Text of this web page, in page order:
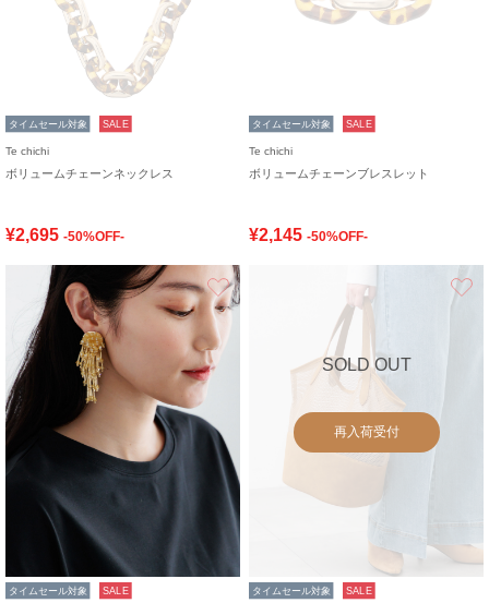
タイムセール対象 SALE
Te chichi
ボリュームチェーンネックレス
¥2,695 -50%OFF-
タイムセール対象 SALE
Te chichi
ボリュームチェーンブレスレット
¥2,145 -50%OFF-
お気に入り
タイムセール対象 SALE
SOLD OUT
再入荷受付
タイムセール対象 SALE